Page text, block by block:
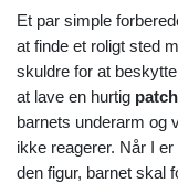
Et par simple
at finde et roligt sted
skuldre for at
at lave en hurtig
barnets underarm og
ikke reagerer. Når I
den figur, barnet skal